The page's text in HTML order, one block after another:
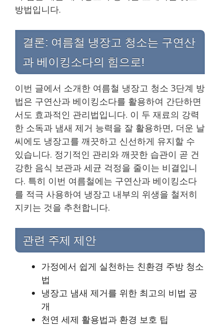
방법입니다.
결론: 여름철 냉장고 청소는 구연산
과 베이킹소다의 힘으로!
이번 글에서 소개한 여름철 냉장고 청소 3단계 방
법은 구연산과 베이킹소다를 활용하여 간단하면
서도 효과적인 관리법입니다. 이 두 재료의 강력
한 소독과 냄새 제거 능력을 잘 활용하면, 더운 날
씨에도 냉장고를 깨끗하고 신선하게 유지할 수
있습니다. 정기적인 관리와 깨끗한 습관이 곧 건
강한 음식 보관과 세균 걱정을 줄이는 비결입니
다. 특히 이번 여름철에는 구연산과 베이킹소다
를 적극 사용하여 냉장고 내부의 위생을 철저히
지키는 것을 추천합니다.
관련 주제 제안
가정에서 쉽게 실천하는 친환경 주방 청소
법
냉장고 냄새 제거를 위한 최고의 비법 공
개
천연 세제 활용법과 환경 보호 팁